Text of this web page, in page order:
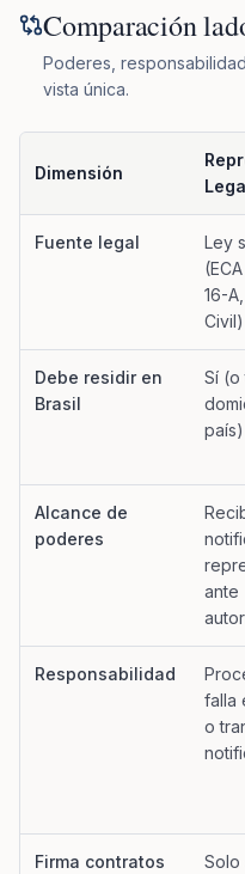
Comparación
Poderes,
vista única.
Dimensión
Fuente legal
Ley
16-
Civil)
Debe residir en
Brasil
Sí (o
país)
Alcance de
poderes
ante
Responsabilidad
falla
o
Firma contratos Solo